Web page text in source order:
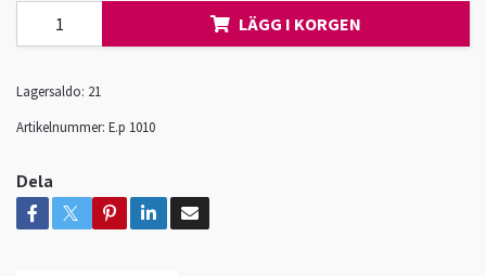
LÄGG I KORGEN
Lagersaldo: 21
Artikelnummer: E.p 1010
Dela